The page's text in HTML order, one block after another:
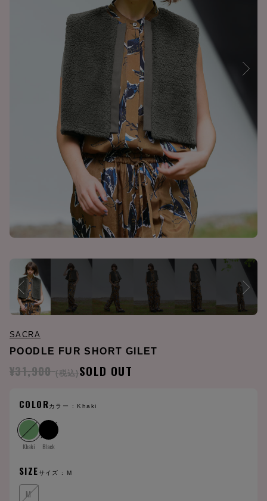
SACRA
POODLE FUR SHORT GILET
¥31,900 (税込)SOLD OUT
COLORカラー : Khaki
Khaki Black
SIZEサイズ : M
M